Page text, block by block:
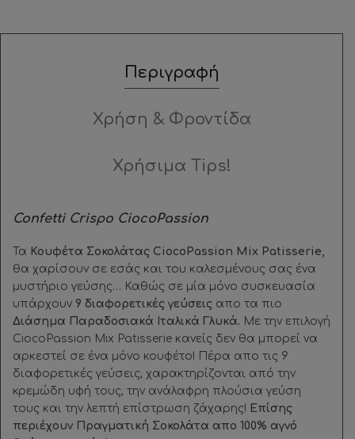
Περιγραφή
Χρήση & Φροντίδα
Χρήσιμα Tips!
Confetti Crispo CiocoPassion
Τα Κουφέτα Σοκολάτας CiocoPassion Mix Patisserie,
θα χαρίσουν σε εσάς και του καλεσμένους σας ένα
μυστήριο γεύσης… Καθώς σε μία μόνο συσκευασία
υπάρχουν 9 διαφορετικές γεύσεις απο τα πιο
Διάσημα Παραδοσιακά Ιταλικά Γλυκά. Με την επιλογή
CiocoPassion Mix Patisserie κανείς δεν θα μπορεί να
αρκεστεί σε ένα μόνο κουφέτο! Πέρα απο τις 9
διαφορετικές γεύσεις, χαρακτηρίζονται από την
κρεμώδη υφή τους, την ανάλαφρη πλούσια γεύση
τους και την λεπτή επίστρωση ζάχαρης! Επίσης
περιέχουν Πραγματική Σοκολάτα απο 100% αγνό